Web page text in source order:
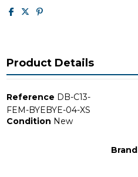
Product Details
Brand
Reference DB-C13-
FEM-BYEBYE-04-XS
Condition New